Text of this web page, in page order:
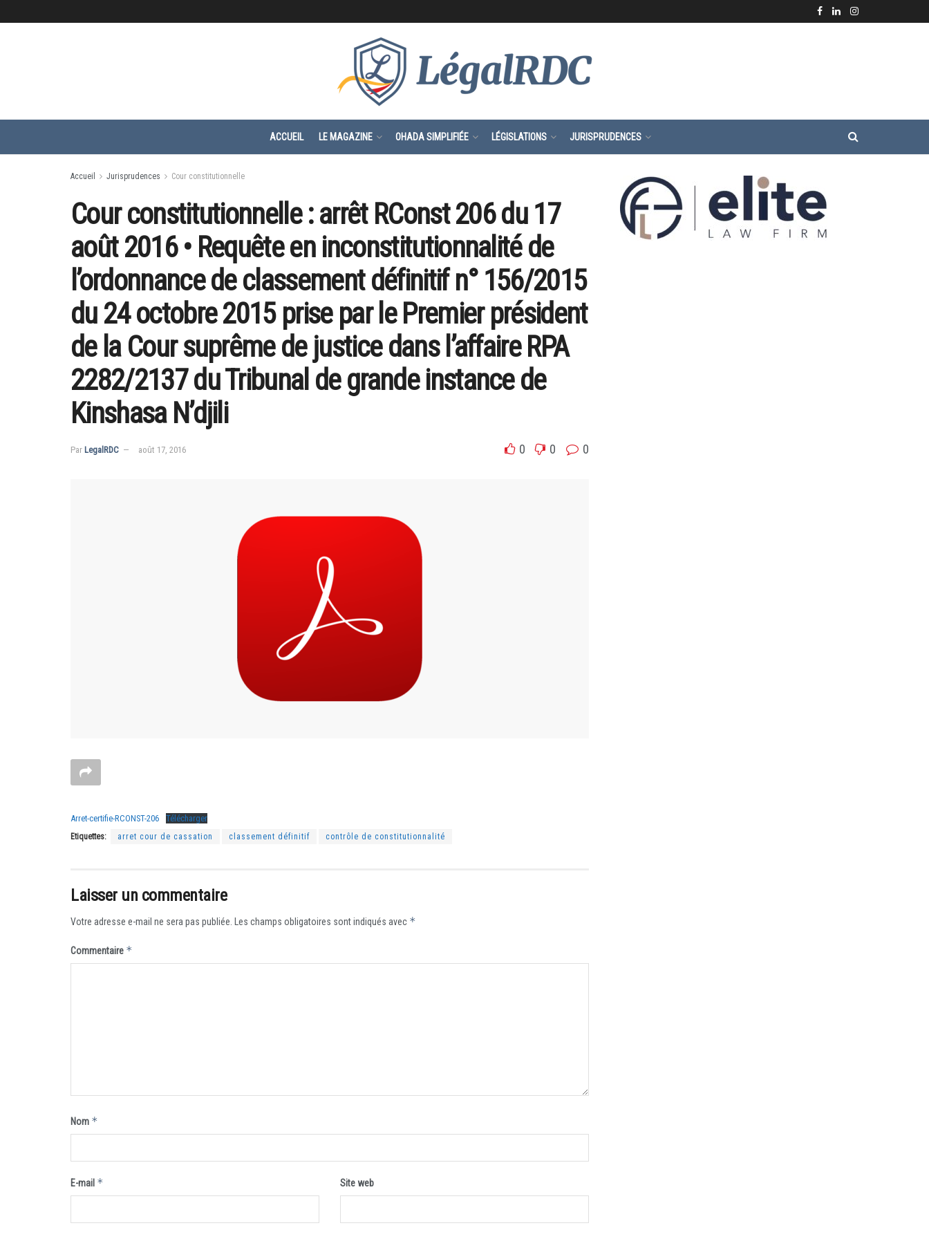
ACCUEIL LE MAGAZINE OHADA SIMPLIFIÉE LÉGISLATIONS JURISPRUDENCES
Accueil Jurisprudences Cour constitutionnelle
Cour constitutionnelle : arrêt RConst 206 du 17
août 2016 • Requête en inconstitutionnalité de
l’ordonnance de classement définitif n° 156/2015
du 24 octobre 2015 prise par le Premier président
de la Cour suprême de justice dans l’affaire RPA
2282/2137 du Tribunal de grande instance de
Kinshasa N’djili
Par LegalRDC août 17, 2016 0 0 0
Arret-certifie-RCONST-206 Télécharger
Etiquettes: arret cour de cassation classement définitif contrôle de constitutionnalité
Laisser un commentaire
Votre adresse e-mail ne sera pas publiée. Les champs obligatoires sont indiqués avec *
Commentaire *
Nom *
E-mail * Site web